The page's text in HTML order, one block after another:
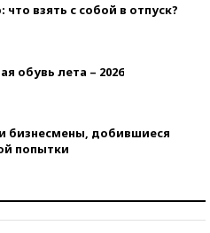
взять с собой в отпуск?
обувь лета – 2026
бизнесмены, добившиеся
попытки